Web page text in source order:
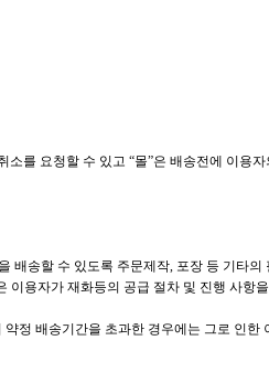
를 요청할 수 있고 “몰”은 배송전에 이용
송할 수 있도록 주문제작, 포장 등 기타의
용자가 재화등의 공급 절차 및 진행 사항
정 배송기간을 초과한 경우에는 그로 인한